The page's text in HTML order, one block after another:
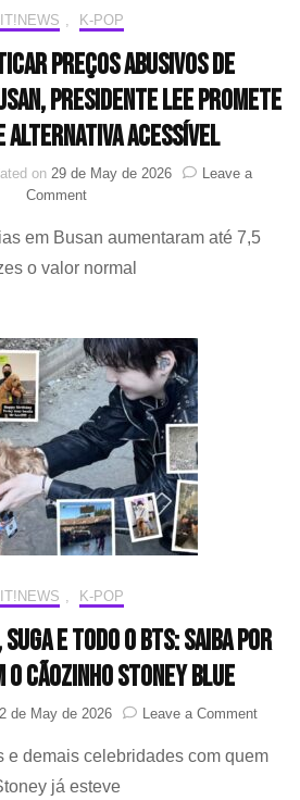
grupo
K-POP
preços abusivos de
presidente Lee promete
alternativa acessível
on 29 de May de 2026
Leave a
Commenton
BTS
hospedagem
em
Busan,
presidente
Lee
promete
inspeções
e
alternativa
acessível
em Busan aumentaram até 7,5
o valor normal
K-POP
e todo o BTS: saiba por
o cãozinho Stoney Blue
de May de 2026 Leave a Commenton
hope,
e demais celebridades com quem
já esteve